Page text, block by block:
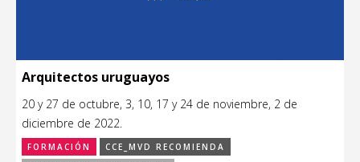
Arquitectos uruguayos
20 y 27 de octubre, 3, 10, 17 y 24 de noviembre, 2 de
diciembre de 2022.
FORMACIÓN
CCE_MVD RECOMIENDA